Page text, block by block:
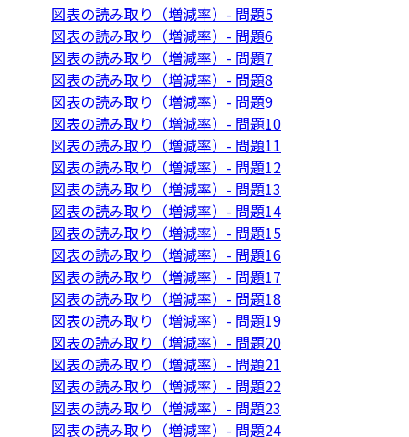
図表の読み取り（増減率）- 問題5
図表の読み取り（増減率）- 問題6
図表の読み取り（増減率）- 問題7
図表の読み取り（増減率）- 問題8
図表の読み取り（増減率）- 問題9
図表の読み取り（増減率）- 問題10
図表の読み取り（増減率）- 問題11
図表の読み取り（増減率）- 問題12
図表の読み取り（増減率）- 問題13
図表の読み取り（増減率）- 問題14
図表の読み取り（増減率）- 問題15
図表の読み取り（増減率）- 問題16
図表の読み取り（増減率）- 問題17
図表の読み取り（増減率）- 問題18
図表の読み取り（増減率）- 問題19
図表の読み取り（増減率）- 問題20
図表の読み取り（増減率）- 問題21
図表の読み取り（増減率）- 問題22
図表の読み取り（増減率）- 問題23
図表の読み取り（増減率）- 問題24